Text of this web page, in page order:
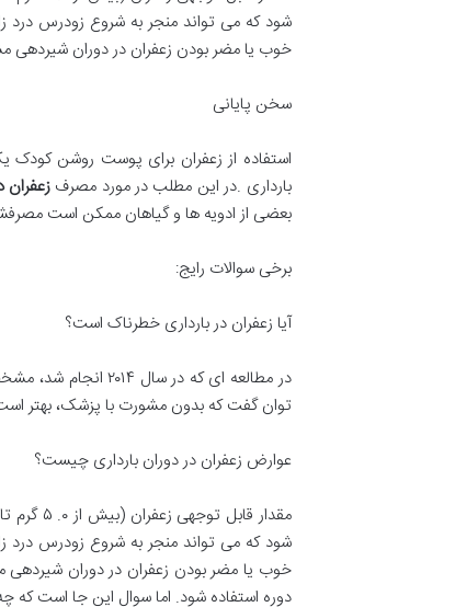
شود که می تواند منجر به شروع زودرس درد
خوب یا مضر بودن زعفران در دوران
سخن پایانی
استفاده از زعفران برای پوست روشن
بارداری .در این مطلب در مورد مصرفزعفران
بعضی از ادویه ها و گیاهان ممکن است
برخی سوالات رایج:
آیا زعفران در بارداری خطرناک است؟
در مطالعه ای که
توان گفت که بدون مشورت با پزشک، بهتر
عوارض زعفران در دوران بارداری چیست؟
شود که می تواند منجر به شروع زودرس درد
خوب یا مضر بودن زعفران در دوران شیردهی
دوره استفاده شود. اما سوال این جا است که